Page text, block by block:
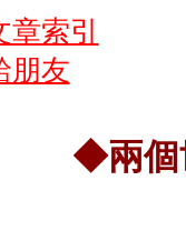
索引
朋友
◆兩個